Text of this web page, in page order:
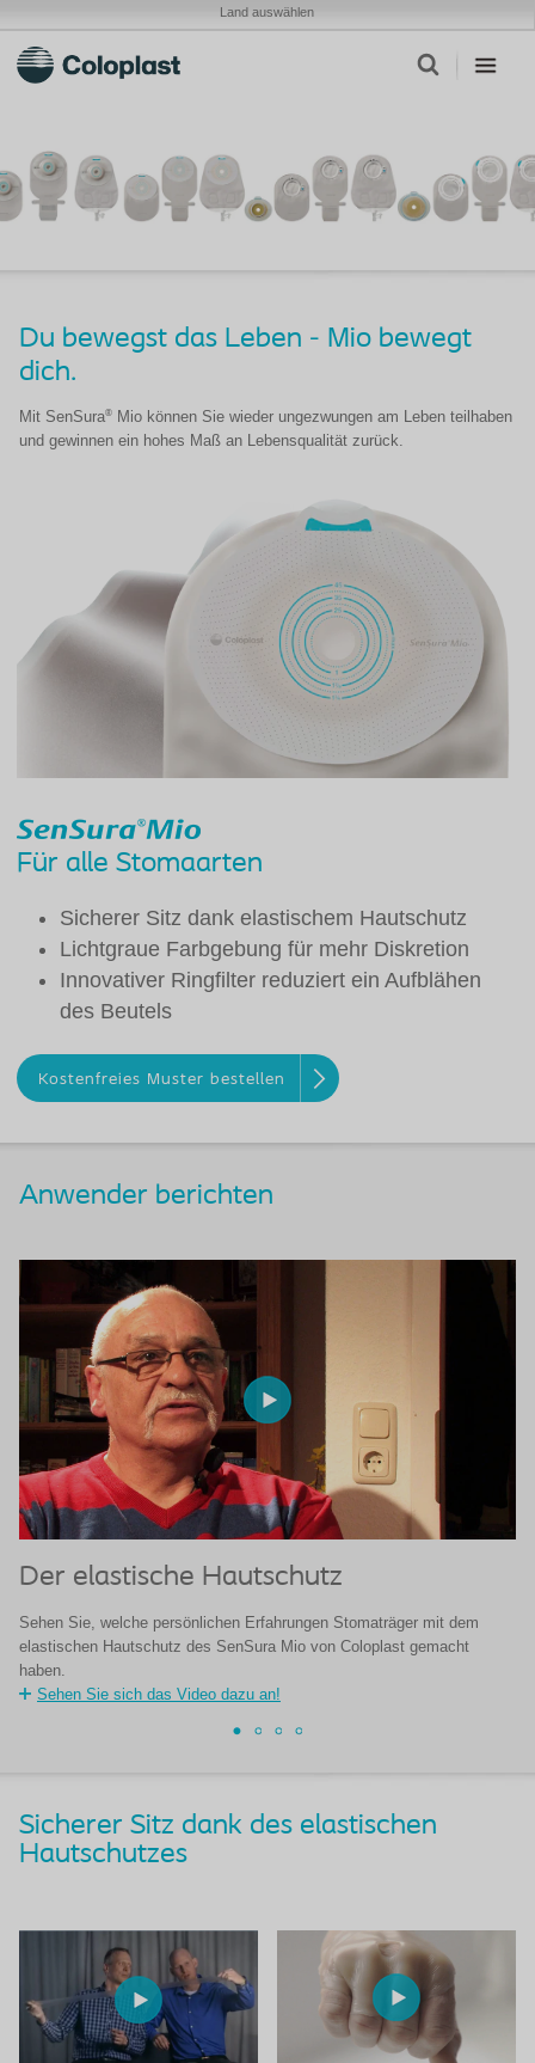
Land auswählen
Du bewegst das Leben - Mio bewegt
dich.
Mit SenSura®
Mio können Sie wieder ungezwungen am Leben teilhaben
und gewinnen ein hohes Maß an Lebensqualität zurück.
Für alle Stomaarten
Sicherer Sitz dank elastischem Hautschutz
Lichtgraue Farbgebung für mehr Diskretion
Innovativer Ringfilter reduziert ein Aufblähen
des Beutels
Kostenfreies Muster bestellen
Anwender berichten
Der elastische Hautschutz
Sehen Sie, welche persönlichen Erfahrungen Stomaträger mit dem
elastischen Hautschutz des SenSura Mio von Coloplast gemacht
haben.
Sehen Sie sich das Video dazu an!
Sicherer Sitz dank des elastischen
Hautschutzes